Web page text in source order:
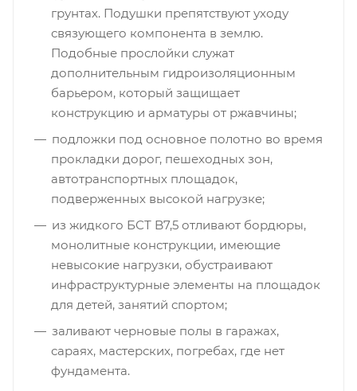
грунтах. Подушки препятствуют уходу
связующего компонента в землю.
Подобные прослойки служат
дополнительным гидроизоляционным
барьером, который защищает
конструкцию и арматуры от ржавчины;
подложки под основное полотно во время
прокладки дорог, пешеходных зон,
автотранспортных площадок,
подверженных высокой нагрузке;
из жидкого БСТ B7,5 отливают бордюры,
монолитные конструкции, имеющие
невысокие нагрузки, обустраивают
инфраструктурные элементы на площадок
для детей, занятий спортом;
заливают черновые полы в гаражах,
сараях, мастерских, погребах, где нет
фундамента.